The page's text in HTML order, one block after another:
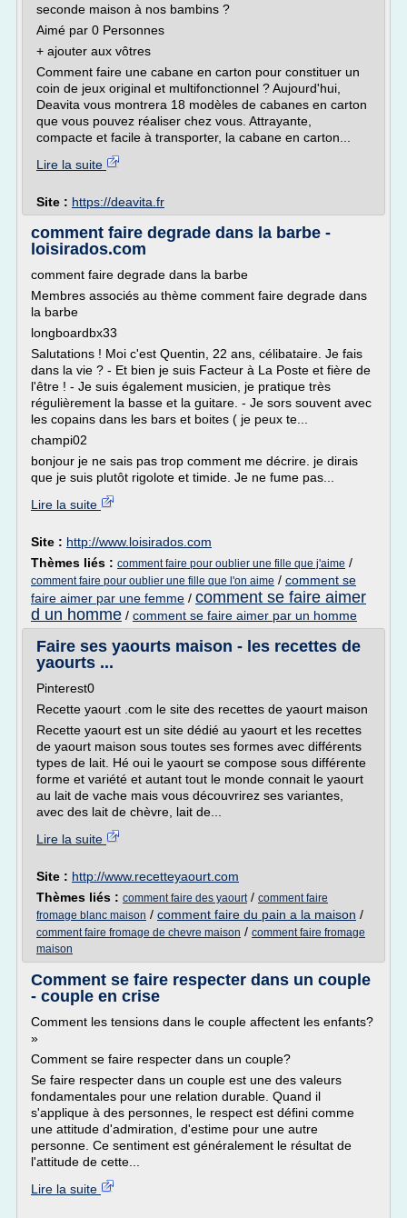
seconde maison à nos bambins ?
Aimé par 0 Personnes
+ ajouter aux vôtres
Comment faire une cabane en carton pour constituer un
coin de jeux original et multifonctionnel ? Aujourd'hui,
Deavita vous montrera 18 modèles de cabanes en carton
que vous pouvez réaliser chez vous. Attrayante,
compacte et facile à transporter, la cabane en carton...
Lire la suite
Site : https://deavita.fr
comment faire degrade dans la barbe -
loisirados.com
comment faire degrade dans la barbe
Membres associés au thème comment faire degrade dans
la barbe
longboardbx33
Salutations ! Moi c'est Quentin, 22 ans, célibataire. Je fais
dans la vie ? - Et bien je suis Facteur à La Poste et fière de
l'être ! - Je suis également musicien, je pratique très
régulièrement la basse et la guitare. - Je sors souvent avec
les copains dans les bars et boites ( je peux te...
champi02
bonjour je ne sais pas trop comment me décrire. je dirais
que je suis plutôt rigolote et timide. Je ne fume pas...
Lire la suite
Site : http://www.loisirados.com
Thèmes liés : comment faire pour oublier une fille que j'aime /
comment faire pour oublier une fille que l'on aime / comment se
faire aimer par une femme / comment se faire aimer
d un homme / comment se faire aimer par un homme
Faire ses yaourts maison - les recettes de
yaourts ...
Pinterest0
Recette yaourt .com le site des recettes de yaourt maison
Recette yaourt est un site dédié au yaourt et les recettes
de yaourt maison sous toutes ses formes avec différents
types de lait. Hé oui le yaourt se compose sous différente
forme et variété et autant tout le monde connait le yaourt
au lait de vache mais vous découvrirez ses variantes,
avec des lait de chèvre, lait de...
Lire la suite
Site : http://www.recetteyaourt.com
Thèmes liés : comment faire des yaourt/ comment faire
fromage blanc maison / comment faire du pain a la maison /
comment faire fromage de chevre maison / comment faire fromage
maison
Comment se faire respecter dans un couple
- couple en crise
Comment les tensions dans le couple affectent les enfants?
»
Comment se faire respecter dans un couple?
Se faire respecter dans un couple est une des valeurs
fondamentales pour une relation durable. Quand il
s'applique à des personnes, le respect est défini comme
une attitude d'admiration, d'estime pour une autre
personne. Ce sentiment est généralement le résultat de
l'attitude de cette...
Lire la suite